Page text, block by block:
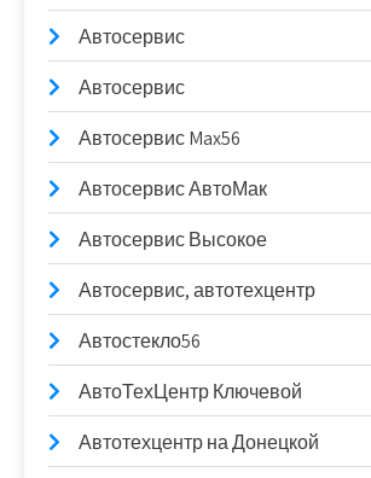
Автосервис
Автосервис
Автосервис Max56
Автосервис АвтоМак
Автосервис Высокое
Автосервис, автотехцентр
Автостекло56
АвтоТехЦентр Ключевой
Автотехцентр на Донецкой